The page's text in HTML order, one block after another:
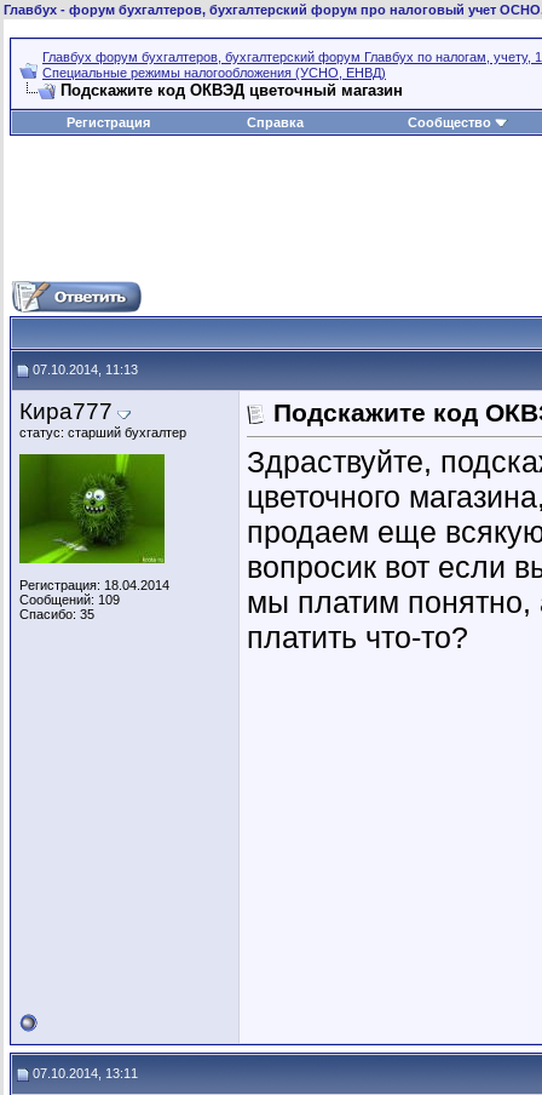
Главбух - форум бухгалтеров, бухгалтерский форум про налоговый учет
Главбух форум бухгалтеров, бухгалтерский форум Главбух по налогам, учету,
Специальные режимы налогообложения (УСНО, ЕНВД)
Подскажите код ОКВЭД цветочный магазин
Регистрация Справка Сообщество
07.10.2014, 11:13
Кира777
статус: старший бухгалтер
Регистрация: 18.04.2014
Сообщений: 109
Спасибо: 35
Подскажите код
Здраствуйте,
цветочного
продаем еще
вопросик вот если
мы платим
платить что-то?
07.10.2014, 13:11